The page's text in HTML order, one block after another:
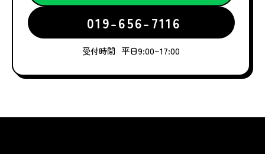
019-656-7116
受付時間 平日9:00~17:00